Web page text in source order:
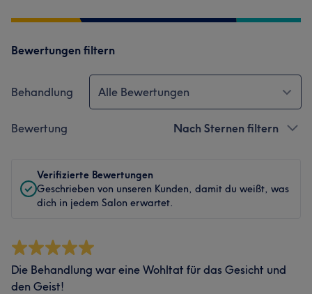
Bewertungen filtern
Behandlung Alle Bewertungen
Bewertung Nach Sternen filtern
Verifizierte Bewertungen
Geschrieben von unseren Kunden, damit du weißt, was
dich in jedem Salon erwartet.
Die Behandlung war eine Wohltat für das Gesicht und
den Geist!